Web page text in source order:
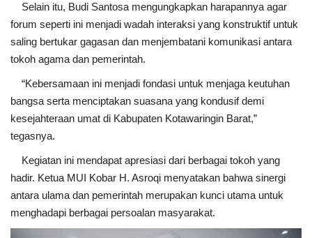
Selain itu, Budi Santosa mengungkapkan harapannya agar
forum seperti ini menjadi wadah interaksi yang konstruktif untuk
saling bertukar gagasan dan menjembatani komunikasi antara
tokoh agama dan pemerintah.
“Kebersamaan ini menjadi fondasi untuk menjaga keutuhan
bangsa serta menciptakan suasana yang kondusif demi
kesejahteraan umat di Kabupaten Kotawaringin Barat,”
tegasnya.
Kegiatan ini mendapat apresiasi dari berbagai tokoh yang
hadir. Ketua MUI Kobar H. Asroqi menyatakan bahwa sinergi
antara ulama dan pemerintah merupakan kunci utama untuk
menghadapi berbagai persoalan masyarakat.